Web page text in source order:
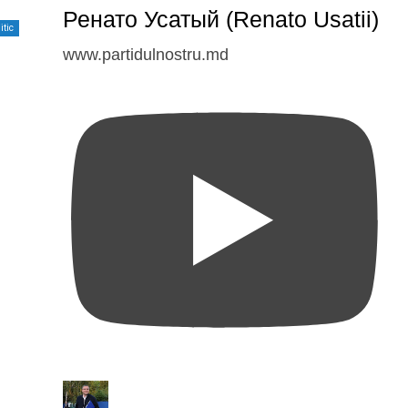
Ренато Усатый (Renato Usatii)
www.partidulnostru.md